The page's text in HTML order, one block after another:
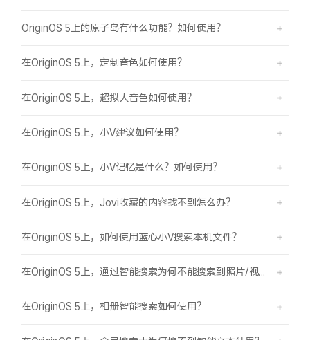
OriginOS 5上的原子岛有什么功能？如何使用？
在OriginOS 5上，定制音色如何使用？
在OriginOS 5上，超拟人音色如何使用？
在OriginOS 5上，小V建议如何使用？
在OriginOS 5上，小V记忆是什么？如何使用？
在OriginOS 5上，Jovi收藏的内容找不到怎么办？
在OriginOS 5上，如何使用蓝心小V搜索本机文件？
在OriginOS 5上，相册智能搜索如何使用？